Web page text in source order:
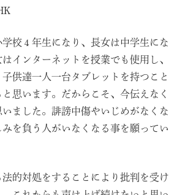
学校４年生になり、長女は中学生にな
インターネットを授業でも使用し、
供達一人一台タブレットを持つこと
思います。だからこそ、今伝えなく
ました。誹謗中傷やいじめがなくな
みを負う人がいなくなる事を願ってい
的対処をすることにより批判を受け